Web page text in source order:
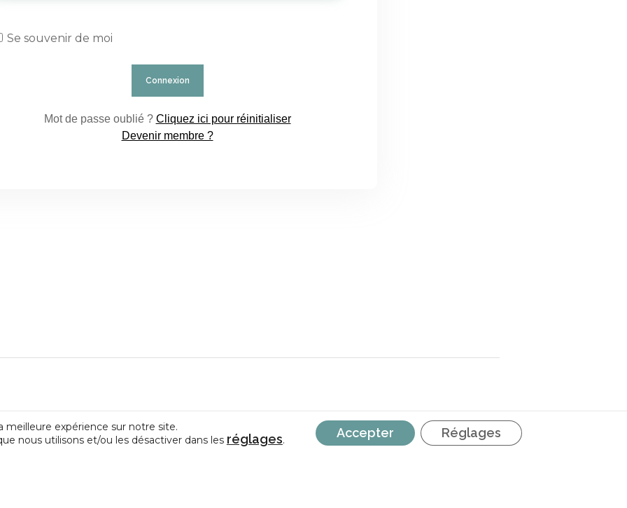
Se souvenir de moi
Mot de passe oublié ? Cliquez ici pour réinitialiser
Devenir membre ?
CONTACT
RETROUVEZ NOUS SUR LES
RÉSEAUX SOCIAUX
meilleure expérience sur notre site.
nous utilisons et/ou les désactiver dans les réglages. Accepter Réglages